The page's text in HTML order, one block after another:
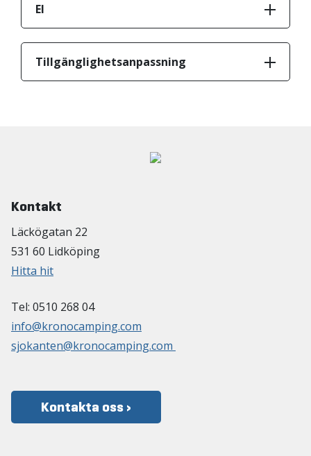
El
Tillgänglighetsanpassning
Kontakt
Läckögatan 22
531 60 Lidköping
Hitta hit
Tel: 0510 268 04
info@kronocamping.com
sjokanten@kronocamping.com
Kontakta oss ›